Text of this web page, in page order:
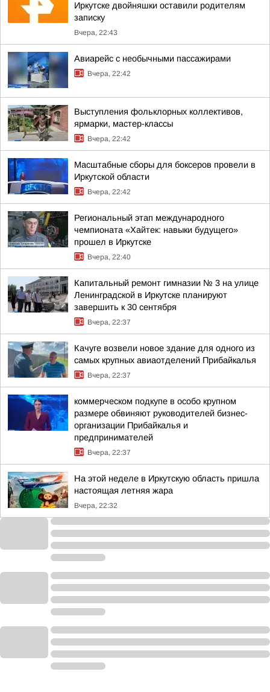
Иркутске двойняшки оставили родителям
записку
Вчера, 22:43
Авиарейс с необычными пассажирами
Вчера, 22:42
Выступления фольклорных коллективов,
ярмарки, мастер-классы
Вчера, 22:42
Масштабные сборы для боксеров провели в
Иркутской области
Вчера, 22:42
Региональный этап международного
чемпионата «Хайтек: навыки будущего»
прошел в Иркутске
Вчера, 22:40
Капитальный ремонт гимназии № 3 на улице
Ленинградской в Иркутске планируют
завершить к 30 сентября
Вчера, 22:37
Качуге возвели новое здание для одного из
самых крупных авиаотделений Прибайкалья
Вчера, 22:37
коммерческом подкупе в особо крупном
размере обвиняют руководителей бизнес-
организации Прибайкалья и
предпринимателей
Вчера, 22:37
На этой неделе в Иркутскую область пришла
настоящая летняя жара
Вчера, 22:32